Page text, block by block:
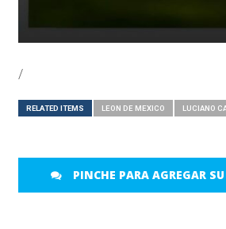
/
RELATED ITEMS LEON DE MEXICO LUCIANO
PINCHE PARA AGREGAR